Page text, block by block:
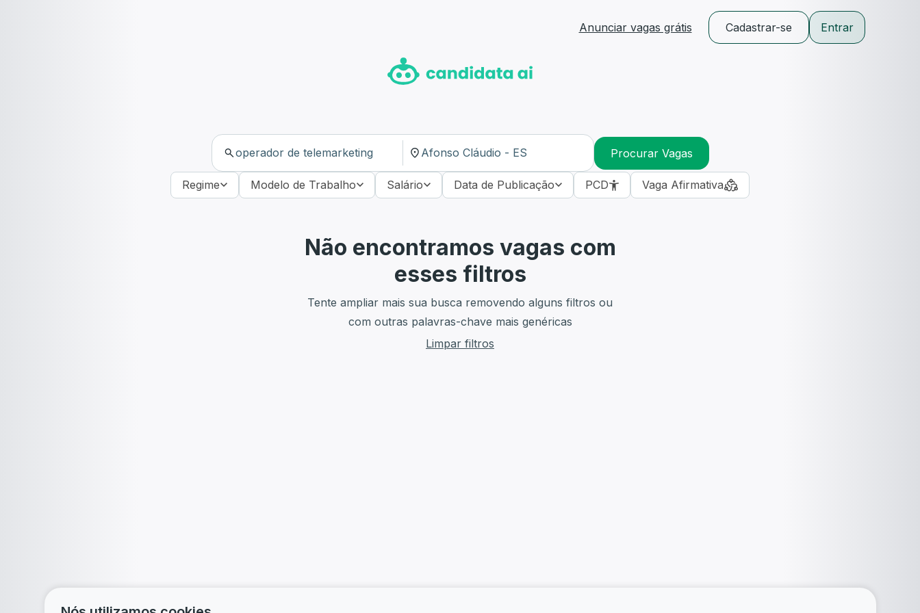
Anunciar vagas grátis Cadastrar-se Entrar
Procurar Vagas
Regime Modelo de Trabalho Salário Data de Publicação PCD Vaga Afirmativa
Não encontramos vagas com
esses filtros
Tente ampliar mais sua busca removendo alguns filtros ou
com outras palavras-chave mais genéricas
Limpar filtros